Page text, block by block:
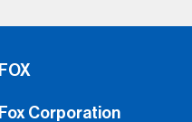
FOX
Fox Corporation